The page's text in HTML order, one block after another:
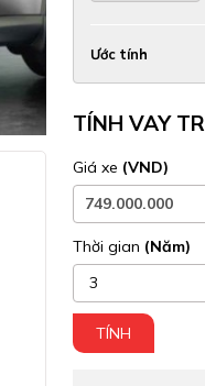
Ước tính
TÍNH VAY
Giá xe (VND)
Thời gian (Năm)
TÍNH